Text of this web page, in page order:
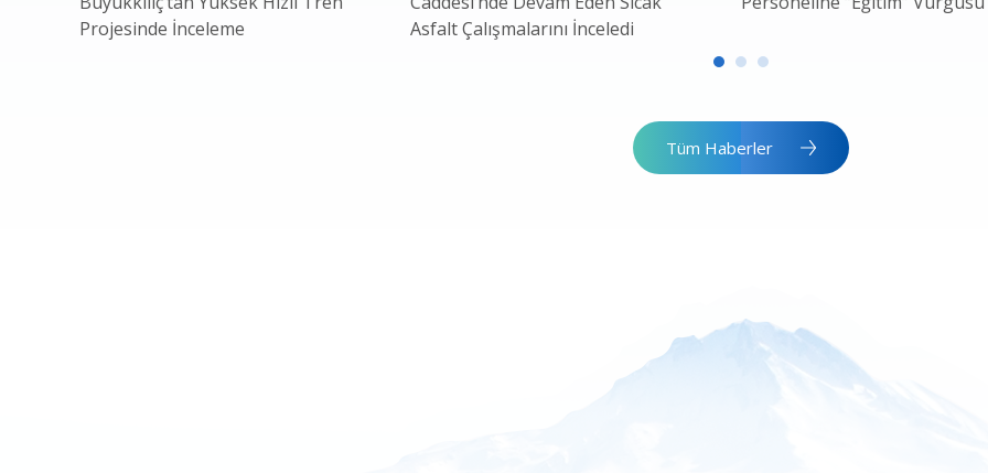
Projesinde İnceleme
Asfalt Çalışmalarını İnceledi
Tüm Haberler